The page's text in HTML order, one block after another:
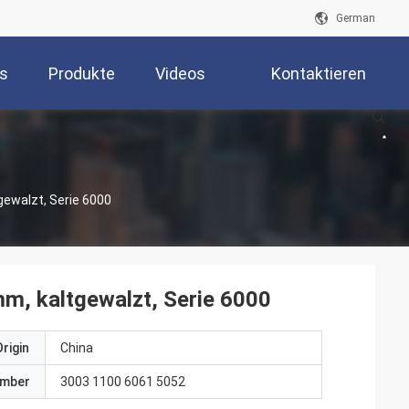
German
Produkte Videos Kontaktieren
Serie 6000
kaltgewalzt, Serie 6000
China
3003 1100 6061 5052